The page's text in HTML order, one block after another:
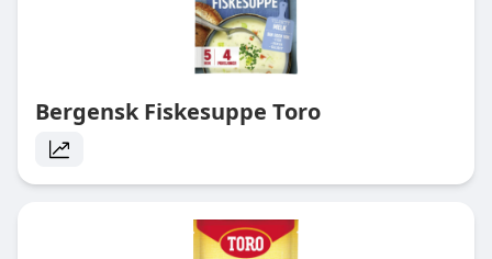
Bergensk Fiskesuppe Toro